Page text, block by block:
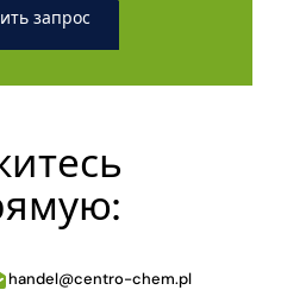
handel@centro-chem.pl